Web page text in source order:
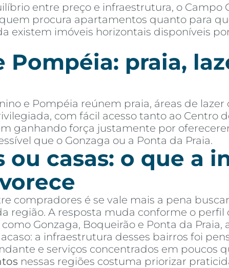
entre preço e infraestrutura, o Campo
procura apartamentos quanto para
existem imóveis horizontais disponíveis
Pompéia: praia,
e Pompéia reúnem praia, áreas de
com fácil acesso tanto ao Centro
ganhando força justamente por
que o Gonzaga ou a Ponta da Praia.
casas: o que a
compradores é se vale mais a pena
região. A resposta muda conforme o perfil
Gonzaga, Boqueirão e Ponta da
a infraestrutura desses bairros foi
e serviços concentrados em poucos
nessas regiões costuma priorizar